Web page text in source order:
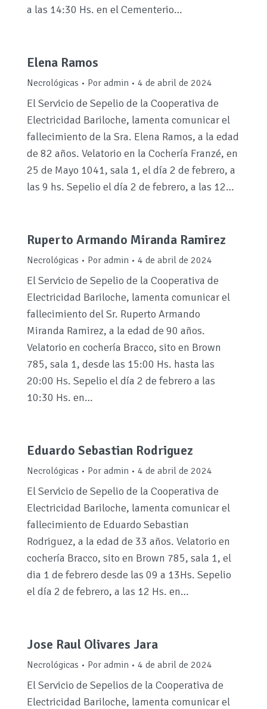
a las 14:30 Hs. en el Cementerio…
Elena Ramos
Necrológicas Por admin 4 de abril de 2024
El Servicio de Sepelio de la Cooperativa de
Electricidad Bariloche, lamenta comunicar el
fallecimiento de la Sra. Elena Ramos, a la edad
de 82 años. Velatorio en la Cochería Franzé, en
25 de Mayo 1041, sala 1, el día 2 de febrero, a
las 9 hs. Sepelio el día 2 de febrero, a las 12…
Ruperto Armando Miranda Ramirez
Necrológicas Por admin 4 de abril de 2024
El Servicio de Sepelio de la Cooperativa de
Electricidad Bariloche, lamenta comunicar el
fallecimiento del Sr. Ruperto Armando
Miranda Ramirez, a la edad de 90 años.
Velatorio en cochería Bracco, sito en Brown
785, sala 1, desde las 15:00 Hs. hasta las
20:00 Hs. Sepelio el día 2 de febrero a las
10:30 Hs. en…
Eduardo Sebastian Rodriguez
Necrológicas Por admin 4 de abril de 2024
El Servicio de Sepelio de la Cooperativa de
Electricidad Bariloche, lamenta comunicar el
fallecimiento de Eduardo Sebastian
Rodriguez, a la edad de 33 años. Velatorio en
cochería Bracco, sito en Brown 785, sala 1, el
dia 1 de febrero desde las 09 a 13Hs. Sepelio
el día 2 de febrero, a las 12 Hs. en…
Jose Raul Olivares Jara
Necrológicas Por admin 4 de abril de 2024
El Servicio de Sepelios de la Cooperativa de
Electricidad Bariloche, lamenta comunicar el